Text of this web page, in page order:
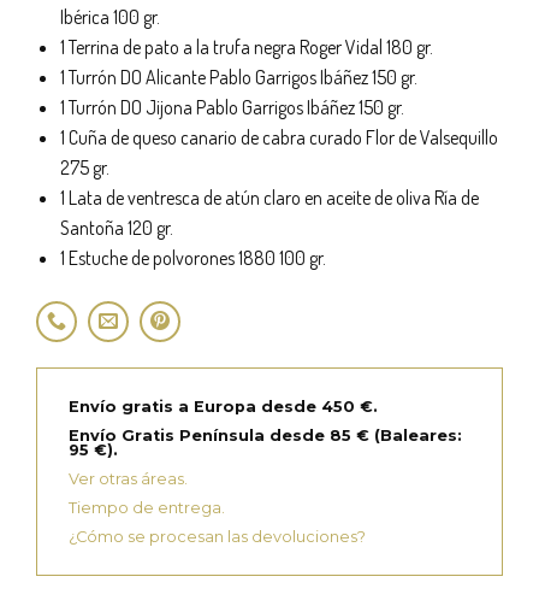
Ibérica 100 gr.
1 Terrina de pato a la trufa negra Roger Vidal 180 gr.
1 Turrón DO Alicante Pablo Garrigos Ibáñez 150 gr.
1 Turrón DO Jijona Pablo Garrigos Ibáñez 150 gr.
1 Cuña de queso canario de cabra curado Flor de Valsequillo
275 gr.
1 Lata de ventresca de atún claro en aceite de oliva Ría de
Santoña 120 gr.
1 Estuche de polvorones 1880 100 gr.
Envío gratis a Europa desde 450 €.
Envío Gratis Península desde 85 € (Baleares:
95 €).
Ver otras áreas.
Tiempo de entrega.
¿Cómo se procesan las devoluciones?